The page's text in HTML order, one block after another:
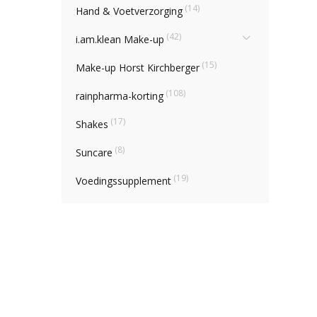
Hand & Voetverzorging (14)
i.am.klean Make-up (42)
Make-up Horst Kirchberger (15)
rainpharma-korting (108)
Shakes (17)
Suncare (8)
Voedingssupplement (19)